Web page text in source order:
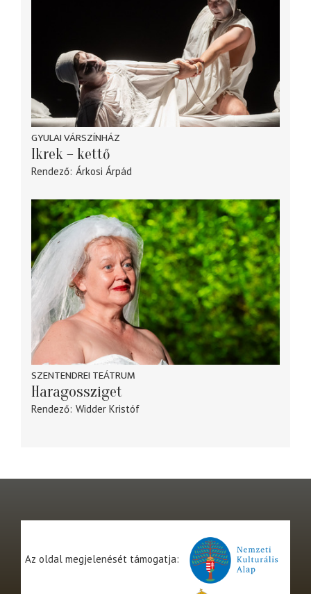
GYULAI VÁRSZÍNHÁZ
Ikrek – kettő
Rendező Árkosi Árpád
SZENTENDREI TEÁTRUM
Haragossziget
Rendező Widder Kristóf
Az oldal megjelenését támogatja: